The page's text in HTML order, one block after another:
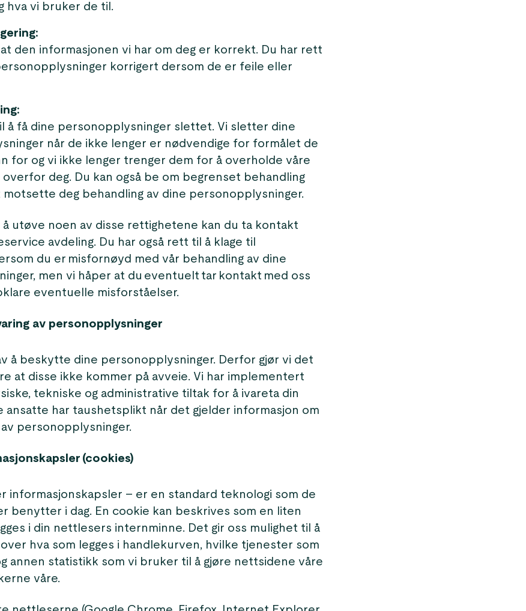
hva vi bruker de til.
den informasjonen vi har om deg er korrekt. Du har rett
korrigert dersom de er feile eller
å få dine personopplysninger slettet. Vi sletter dine
når de ikke lenger er nødvendige for formålet de
for og vi ikke lenger trenger dem for å overholde våre
deg. Du kan også be om begrenset behandling
deg behandling av dine personopplysninger.
å utøve noen av disse rettighetene kan du ta kontakt
avdeling. Du har også rett til å klage til
du er misfornøyd med vår behandling av dine
men vi håper at du eventuelt tar kontakt med oss
eventuelle misforståelser.
av personopplysninger
å beskytte dine personopplysninger. Derfor gjør vi det
at disse ikke kommer på avveie. Vi har implementert
tekniske og administrative tiltak for å ivareta din
ansatte har taushetsplikt når det gjelder informasjon om
personopplysninger.
(cookies)
informasjonskapsler – er en standard teknologi som de
benytter i dag. En cookie kan beskrives som en liten
i din nettlesers internminne. Det gir oss mulighet til å
hva som legges i handlekurven, hvilke tjenester som
annen statistikk som vi bruker til å gjøre nettsidene våre
våre.